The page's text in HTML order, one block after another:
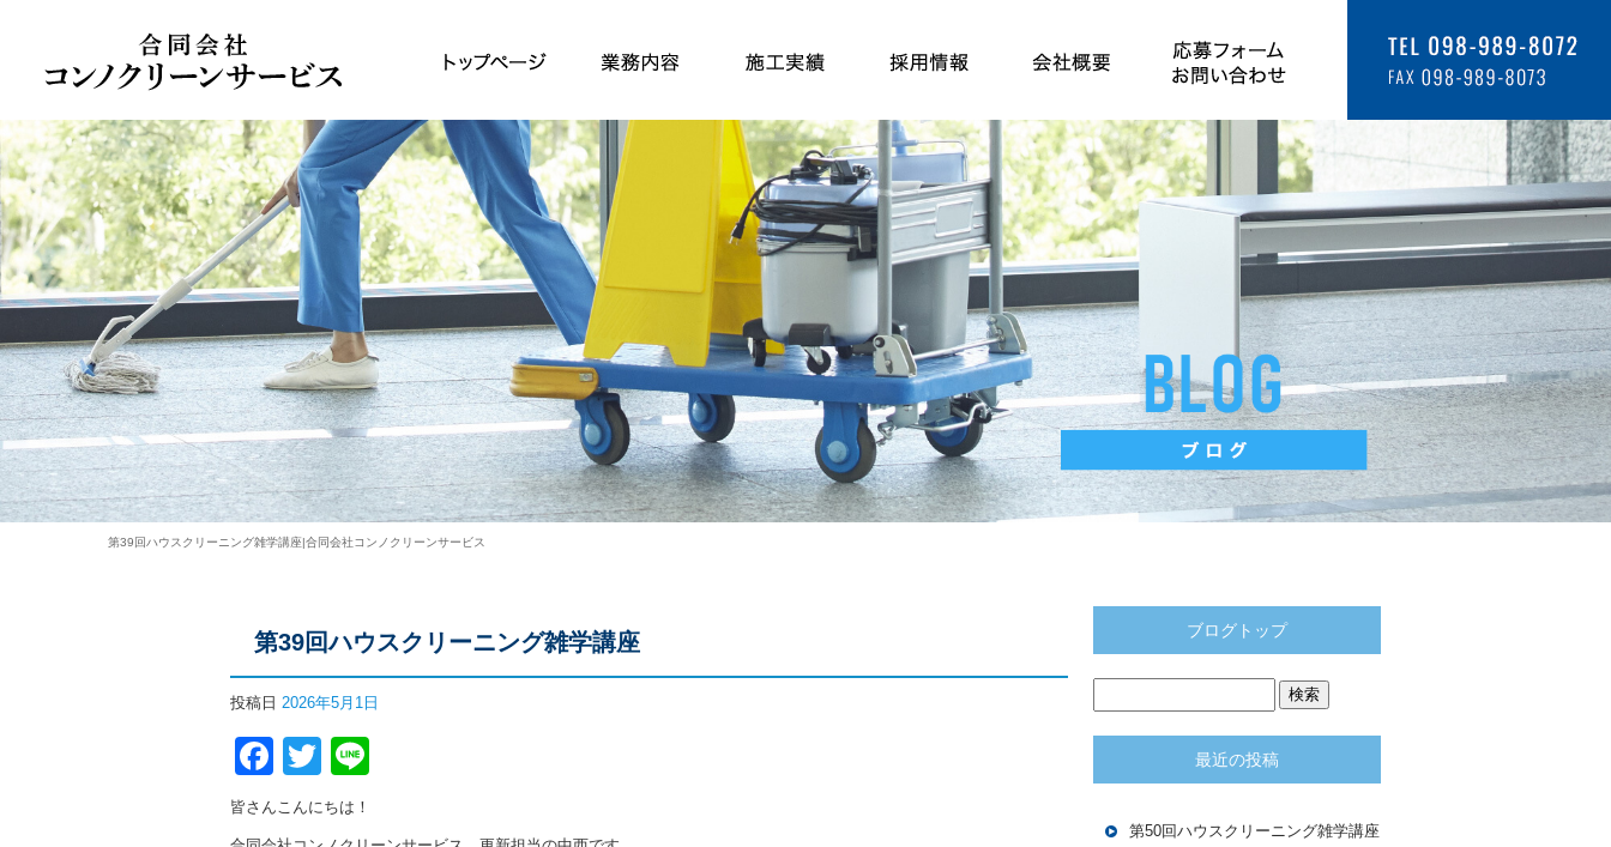
第39回ハウスクリーニング雑学講座|合同会社コンノクリーンサービス
第39回ハウスクリーニング雑学講座
投稿日 2026年5月1日
Facebook
Twitter
皆さんこんにちは！
ブログトップ
最近の投稿
第50回ハウスクリーニング雑学講座